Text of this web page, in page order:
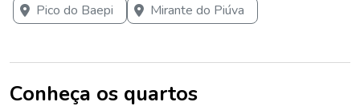
Pico do Baepi
Mirante do Piúva
Conheça os quartos